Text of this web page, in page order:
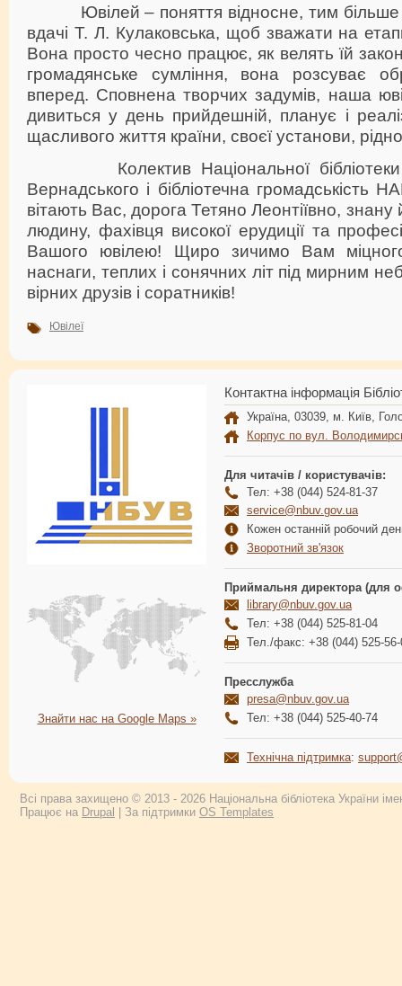
Ювілей – поняття відносне, тим більше
вдачі Т. Л. Кулаковська, щоб зважати на
Вона просто чесно працює, як велять їй
громадянське сумління, вона розсуває
вперед. Сповнена творчих задумів, наша
дивиться у день прийдешній, планує і
щасливого життя країни, своєї установи,
Колектив Національної бібліотеки
Вернадського і бібліотечна громадськість
вітають Вас, дорога Тетяно Леонтіївно, знану
людину, фахівця високої ерудиції та
Вашого ювілею! Щиро зичимо Вам міцного
наснаги, теплих і сонячних літ під мирним
вірних друзів і соратників!
Ювілеї
Знайти нас на Google Maps »
Контактна інформація
Україна, 03039, м. Київ,
Корпус по вул.
Для читачів / користувачів:
Тел: +38 (044) 524-81-37
service@nbuv.gov.ua
Кожен останній робочий
Зворотний зв'язок
Приймальня директора (для
library@nbuv.gov.ua
Тел: +38 (044) 525-81-04
Тел./факс: +38 (044) 525-56-
Пресслужба
presa@nbuv.gov.ua
Тел: +38 (044) 525-40-74
Технічна підтримка:
Всі права захищено © 2013 - 2026 Національна бібліотека України
Працює на Drupal | За підтримки OS Templates